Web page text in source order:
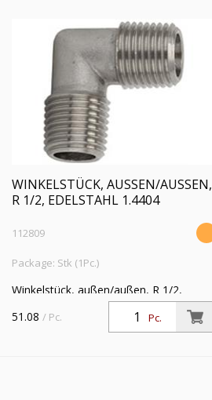
WINKELSTÜCK, AUSSEN/AUSSEN, R
1/2, EDELSTAHL 1.4404
112809
Package: Stk (1Pc.)
Winkelstück, außen/außen, R 1/2,
Betriebsdruck max. 150 bar,
Betriebstemperatur -20 °C bis 150 °C,
Pc.
51.08 / Pc.